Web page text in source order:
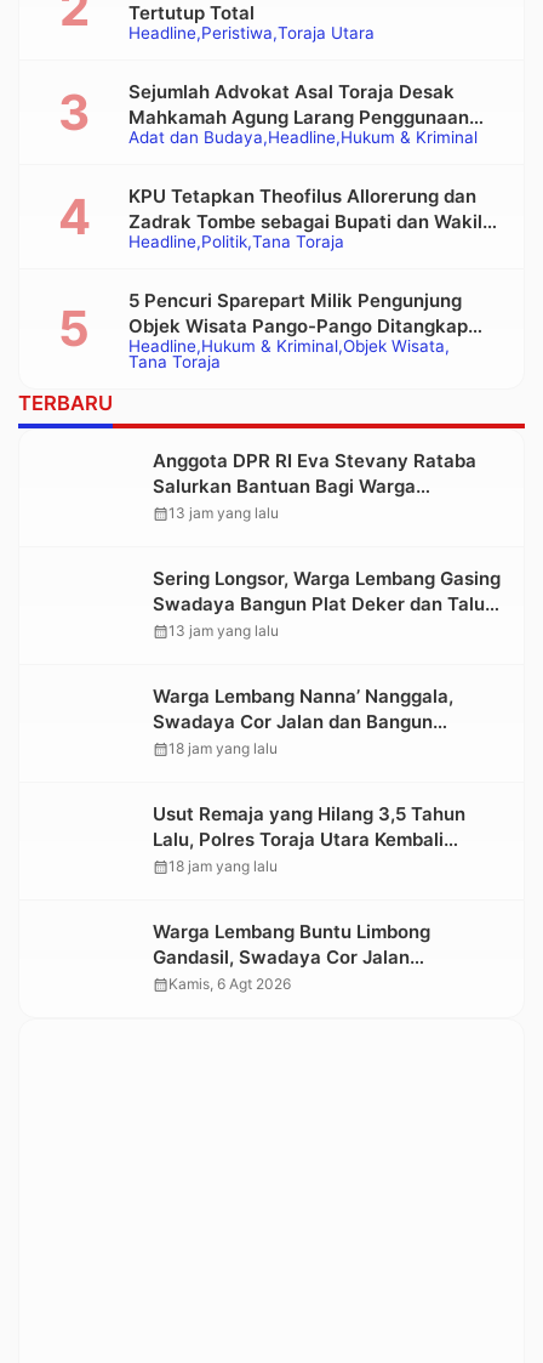
Headline Peristiwa Toraja Utara
Tertutup Total
Adat dan Budaya Headline Hukum & Kriminal
Sejumlah Advokat Asal Toraja Desak
Mahkamah Agung Larang Penggunaan
Alat Berat pada Eksekusi Rumah Adat
Headline Politik Tana Toraja
KPU Tetapkan Theofilus Allorerung dan
Zadrak Tombe sebagai Bupati dan Wakil
Bupati Tana Toraja Terpilih
Headline Hukum & Kriminal Objek Wisata
Tana Toraja
5 Pencuri Sparepart Milik Pengunjung
Objek Wisata Pango-Pango Ditangkap
Polisi
TERBARU
Anggota DPR RI Eva Stevany Rataba
Salurkan Bantuan Bagi Warga
Terdampak Longsor di Buntu Pepasan
calendar_month13 jam yang lalu
Sering Longsor, Warga Lembang Gasing
Swadaya Bangun Plat Deker dan Talut
Jalan Penghubung Antar Lembang
calendar_month13 jam yang lalu
Warga Lembang Nanna’ Nanggala,
Swadaya Cor Jalan dan Bangun
Jembatan
calendar_month18 jam yang lalu
Usut Remaja yang Hilang 3,5 Tahun
Lalu, Polres Toraja Utara Kembali
Datangi TKP
calendar_month18 jam yang lalu
Warga Lembang Buntu Limbong
Gandasil, Swadaya Cor Jalan
Sepanjang 500 Meter
calendar_monthKamis, 6 Agt 2026